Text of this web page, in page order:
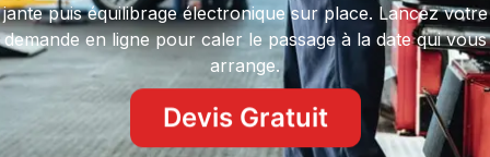
jante puis équilibrage électronique sur place. Lancez votre
demande en ligne pour caler le passage à la date qui vous
arrange.
Devis Gratuit